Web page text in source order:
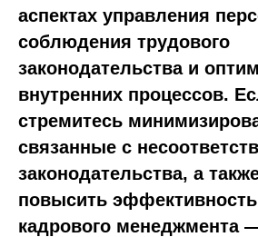
аспектах управления
соблюдения трудового
законодательства и
внутренних процессов.
стремитесь
связанные с
законодательства, а
повысить эффективность
кадрового менеджмента